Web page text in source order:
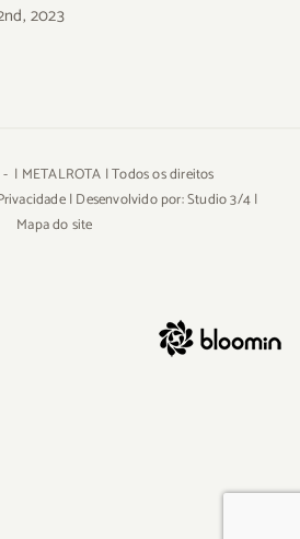
2023
| METALROTA | Todos os direitos
| Desenvolvido por:Studio 3/4|
Mapa do site